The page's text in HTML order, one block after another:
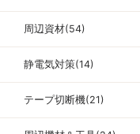
周辺資材(54)
静電気対策(14)
テープ切断機(21)